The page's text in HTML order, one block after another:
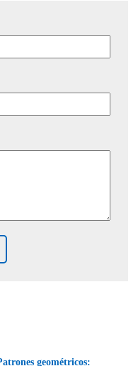
geométricos: